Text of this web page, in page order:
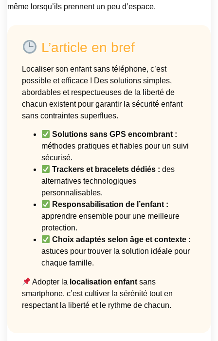
même lorsqu’ils prennent un peu d’espace.
L’article en bref
Localiser son enfant sans téléphone, c’est
possible et efficace ! Des solutions simples,
abordables et respectueuses de la liberté de
chacun existent pour garantir la sécurité enfant
sans contraintes superflues.
Solutions sans GPS encombrant :
méthodes pratiques et fiables pour un suivi
sécurisé.
Trackers et bracelets dédiés : des
alternatives technologiques
personnalisables.
Responsabilisation de l’enfant :
apprendre ensemble pour une meilleure
protection.
Choix adaptés selon âge et contexte :
astuces pour trouver la solution idéale pour
chaque famille.
Adopter la localisation enfantsans
smartphone, c’est cultiver la sérénité tout en
respectant la liberté et le rythme de chacun.